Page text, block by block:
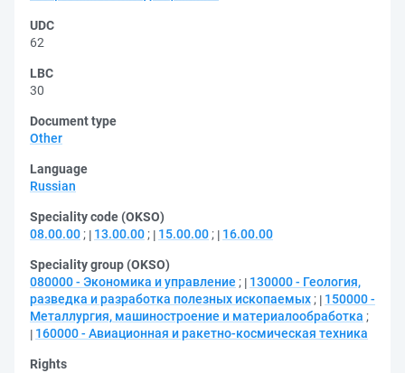
UDC
62
LBC
30
Document type
Other
Language
Russian
Speciality code (OKSO)
08.00.00 ; 13.00.00 ; 15.00.00 ; 16.00.00
Speciality group (OKSO)
080000 - Экономика и управление ;
130000 - Геология,
разведка и разработка полезных ископаемых ;
150000 -
Металлургия, машиностроение и материалообработка ;
160000 - Авиационная и ракетно-космическая техника
Rights